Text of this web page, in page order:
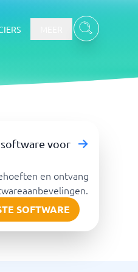
alle categorieën→
voor
en ontvang
SOFTWARE